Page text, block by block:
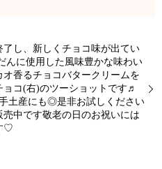
し、新しくチョコ味が出てい
に使用した風味豊かな味わい
香るチョコバタークリームを
コ(右)のツーショットです♬
土産にも◎是非お試しください
中です敬老の日のお祝いには
♡